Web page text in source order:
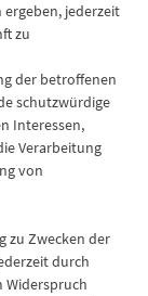
jederzeit
zu
der betroffenen
schutzwürdige
Interessen,
Verarbeitung
von
zu Zwecken der
durch
Widerspruch